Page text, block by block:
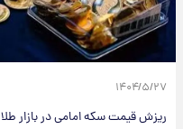
۱۴۰۴/۵/۲۷
ریزش قیمت سکه امامی در بازار طلا